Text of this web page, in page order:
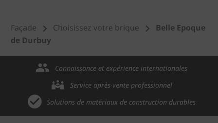
Façade Choisissez votre brique
Belle Epoque
de Durbuy
Connaissance et expérience internationales
Service après-vente professionnel
Solutions de matériaux de construction durables